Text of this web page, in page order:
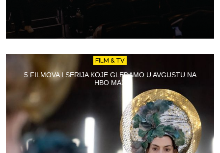
FILM & TV
5 FILMOVA I SERIJA KOJE GLEDAMO U AVGUSTU NA
HBO MAX